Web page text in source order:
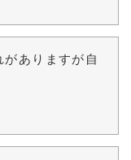
ありますが自